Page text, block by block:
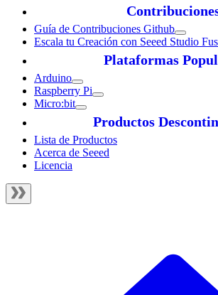
Guía de Contribuciones Github
Escala tu Creación con Seeed Studio
Plataformas
Arduino
Raspberry Pi
Micro:bit
Productos
Lista de Productos
Acerca de Seeed
Licencia